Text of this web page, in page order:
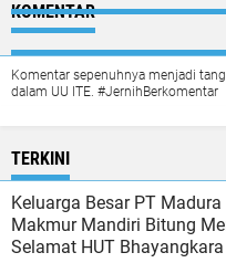
KOMENTAR
Komentar sepenuhnya menjadi
dalam UU ITE. #JernihBerkomentar
TERKINI
Keluarga Besar PT
Makmur Mandiri Bitung
Selamat HUT Bhayangkara